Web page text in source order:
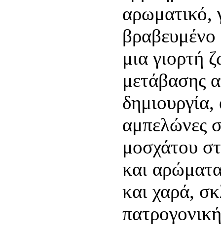
αρωματικό,
μια γιορτή
μετάβασης
αμπελώνες
μοσχάτου
και
και χαρά,